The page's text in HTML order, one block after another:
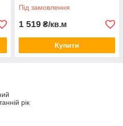
Під замовлення
1 519 ₴/кв.м
Купити
рік